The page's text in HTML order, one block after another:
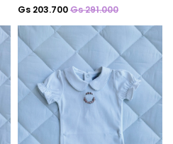
Gs 203.700Gs 291.000